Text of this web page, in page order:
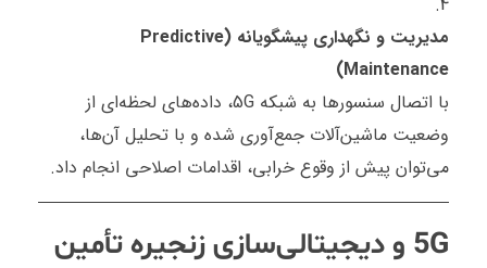
مدیریت و نگهداری پیشگویانه (Predictive
Maintenance)
با اتصال سنسورها به شبکه 5G، داده‌های لحظه‌ای از
وضعیت ماشین‌آلات جمع‌آوری شده و با تحلیل آن‌ها،
می‌توان پیش از وقوع خرابی، اقدامات اصلاحی انجام داد.
5G و دیجیتالی‌سازی زنجیره تأمین